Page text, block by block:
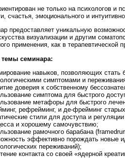
не только на психологов и
счастья, эмоционального и
предоставляет уникальную
визуализации и другим
применения, как в терапевтической
семинара:
навыков, позволяющих стать
симптомами и
доверия к собственному
симптома для быстрого
метафоры для быстрого
рефрейминг, и де-фрейминг
стили для доступа и
и хорошему самочувствию;
рамочного барабана
эффективно порождать новые
переживаний);
контакта со своей «ядерной